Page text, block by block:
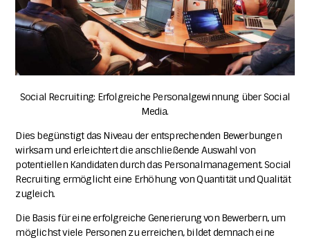
Social Recruiting: Erfolgreiche Personalgewinnung über Social
Media.
Dies begünstigt das Niveau der entsprechenden Bewerbungen
wirksam und erleichtert die anschließende Auswahl von
potentiellen Kandidaten durch das Personalmanagement. Social
Recruiting ermöglicht eine Erhöhung von Quantität und Qualität
zugleich.
Die Basis für eine erfolgreiche Generierung von Bewerbern, um
möglichst viele Personen zu erreichen, bildet demnach eine